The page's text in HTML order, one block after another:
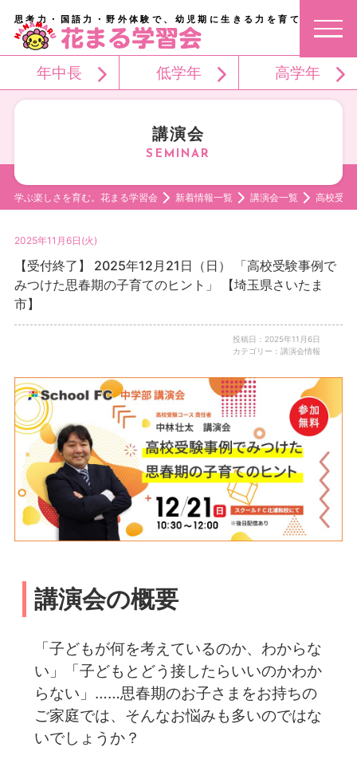
思考力・国語力・野外体験で、幼児期に生きる力を育てる。
年中長 低学年 高学年
講演会
学ぶ楽しさを育む。花まる学習会 新着情報一覧 講演会一覧 高校受験
2025年11月6日(火)
【受付終了】 2025年12月21日（日） 「高校受験事例で
みつけた思春期の子育てのヒント」 【埼玉県さいたま
市】
投稿日：2025年11月6日
カテゴリー：講演会情報
講演会の概要
「子どもが何を考えているのか、わからな
い」「子どもとどう接したらいいのかわか
らない」……思春期のお子さまをお持ちの
ご家庭では、そんなお悩みも多いのではな
いでしょうか？